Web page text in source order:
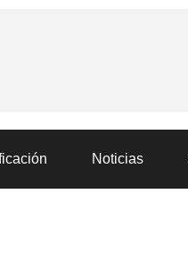
Noticias